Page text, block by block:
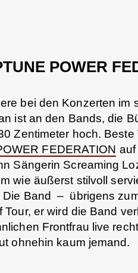
POWER
bei den Konzerten im
ist an den Bands, die
Zentimeter hoch.
FEDERATION auf
Sängerin Screaming
wie äußerst stilvoll
Die Band – übrigens
Tour, er wird die Band
Frontfrau live
ohnehin kaum jemand.